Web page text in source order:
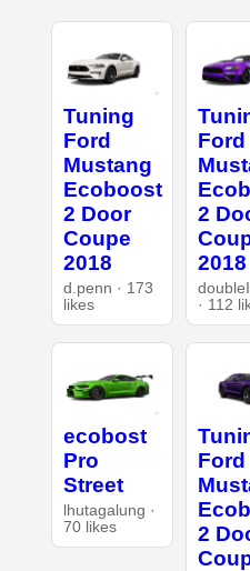
Tuning
Ford
Mustang
Ecoboost
2 Door
Coupe
2018
d.penn · 173
likes
Ford
2
2018
· 112
ecobost
Pro
Street
lhutagalung ·
70 likes
Ford
2